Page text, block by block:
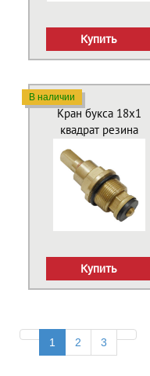
Купить
Кран букса 18х1
квадрат резина
В наличии
Купить
1 2 3